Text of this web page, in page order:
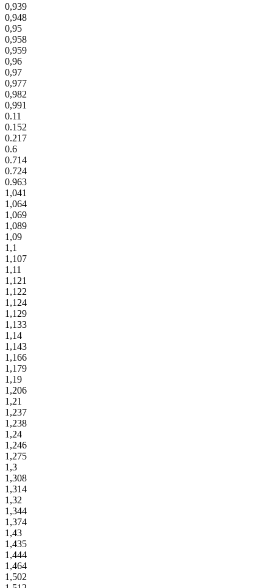
0,939
0,948
0,95
0,958
0,959
0,96
0,97
0,977
0,982
0,991
0.11
0.152
0.217
0.6
0.714
0.724
0.963
1,041
1,064
1,069
1,089
1,09
1,1
1,107
1,11
1,121
1,122
1,124
1,129
1,133
1,14
1,143
1,166
1,179
1,19
1,206
1,21
1,237
1,238
1,24
1,246
1,275
1,3
1,308
1,314
1,32
1,344
1,374
1,43
1,435
1,444
1,464
1,502